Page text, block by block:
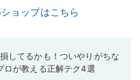
ショップはこちら
してるかも！ついやりがちな
ロが教える正解テク4選